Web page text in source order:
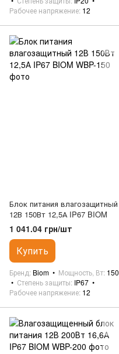
Рабочее напряжение 12
Блок питания влагозащитный
12В 150Вт 12,5А IP67 BIOM
1 041.04 грн/шт
Купить
Бренд Biom Мощность, Вт 150
Степень защиты IP67
Рабочее напряжение 12